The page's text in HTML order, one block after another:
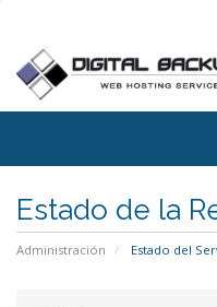
Estado de la
Administración Estado del